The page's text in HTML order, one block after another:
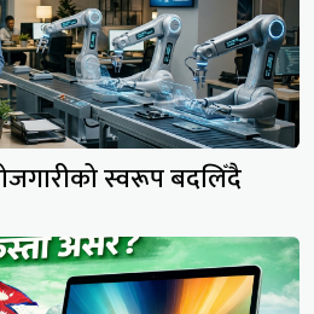
स्वरूप बदलिँदै